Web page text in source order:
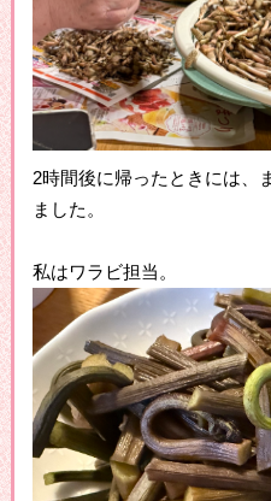
2時間後に帰ったときには、
ました。
私はワラビ担当。